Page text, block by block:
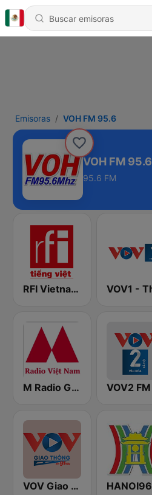
Emisoras VOH FM 95.6
VOH FM 95.6
95.6 FM
RFI Vietnam Tiếng Việt
M Radio Giải Trí Việt Nam
VOV Giao Thông Hà Nội HANOI96